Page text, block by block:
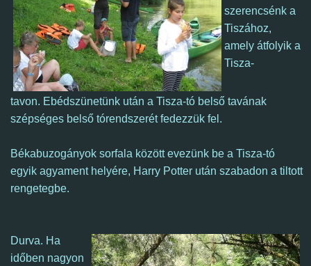
szerencsénk a
Tiszához,
amely átfolyik a
Tisza-
tavon. Ebédszünetünk után a Tisza-tó belső tavának
szépséges belső tórendszerét fedezzük fel.
Békabuzogányok sorfala között evezünk be a Tisza-tó
egyik agyament helyére, Harry Potter után szabadon a tiltott
rengetegbe.
Durva. Ha
időben nagyon